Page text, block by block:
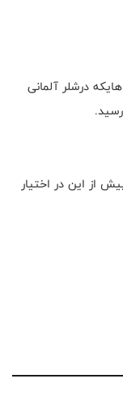
متر متعلق به هایکه درشلر آلمانی
از این در اختیار